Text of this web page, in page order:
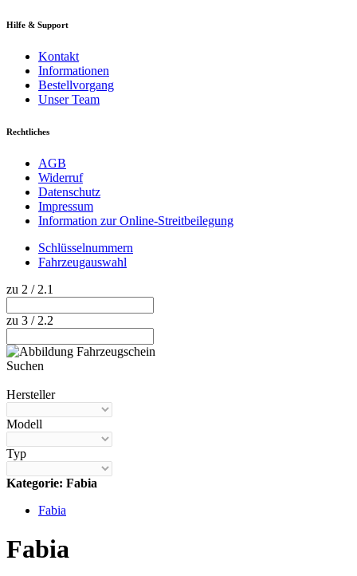
Hilfe & Support
Kontakt
Informationen
Bestellvorgang
Unser Team
Rechtliches
AGB
Widerruf
Datenschutz
Impressum
Information zur Online-Streitbeilegung
Schlüsselnummern
Fahrzeugauswahl
zu 2 / 2.1
zu 3 / 2.2
Suchen
Hersteller
Modell
Typ
Kategorie: Fabia
Fabia
Fabia